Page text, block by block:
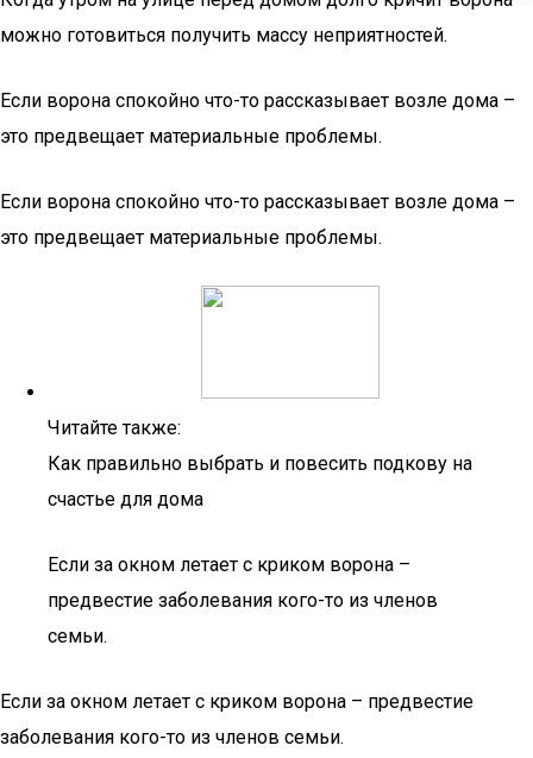
можно готовиться получить массу неприятностей.
Если ворона спокойно что-то рассказывает возле дома –
это предвещает материальные проблемы.
Если ворона спокойно что-то рассказывает возле дома –
это предвещает материальные проблемы.
Читайте также:
Как правильно выбрать и повесить подкову на
счастье для дома
Если за окном летает с криком ворона –
предвестие заболевания кого-то из членов
семьи.
Если за окном летает с криком ворона – предвестие
заболевания кого-то из членов семьи.